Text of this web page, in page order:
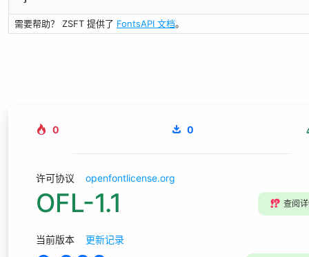
需要帮助？ ZSFT 提供了 FontsAPI 文档。
0 0
许可协议 openfontlicense.org
OFL-1.1 ⁉️ 查阅
当前版本 更新记录